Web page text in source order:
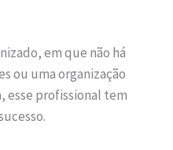
em que não há
ou uma organização
esse profissional tem